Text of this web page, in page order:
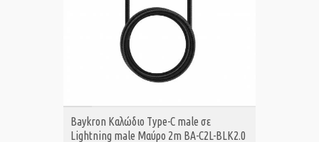
ΑΓΟΡΑ
Baykron Καλώδιο Type-C male σε
Lightning male Μαύρο 2m BA-C2L-BLK2.0